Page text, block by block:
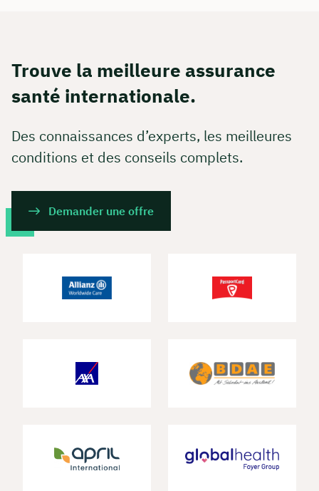
Trouve la meilleure assurance
santé internationale.
Des connaissances d’experts, les meilleures
conditions et des conseils complets.
Demander une offre